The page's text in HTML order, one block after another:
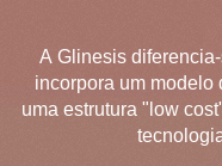
A Glinesis
incorpora um modelo
uma estrutura "low